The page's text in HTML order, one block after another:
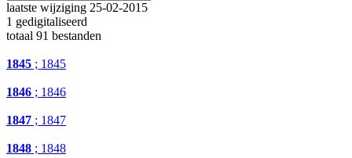
laatste wijziging 25-02-2015
1 gedigitaliseerd
totaal 91 bestanden
1845 ; 1845
1846 ; 1846
1847 ; 1847
1848 ; 1848